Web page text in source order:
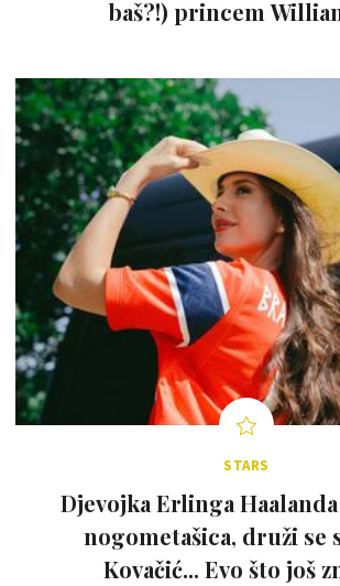
baš?!) princem
STARS
Djevojka Erlinga
nogometašica, druži se
Kovačić... Evo što još